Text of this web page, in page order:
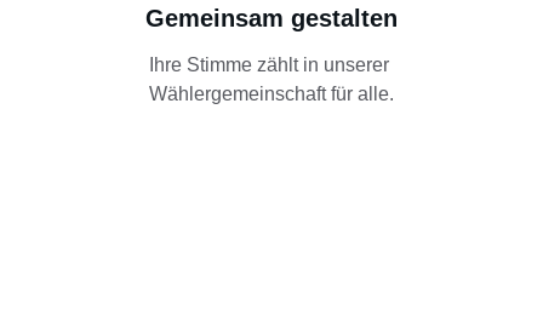
Gemeinsam gestalten
Ihre Stimme zählt in unserer
Wählergemeinschaft für alle.